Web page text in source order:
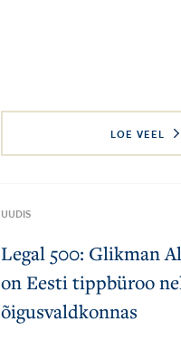
LOE VEEL
UUDIS
Legal 500: Glikman
on Eesti tippbüroo
õigusvaldkonnas